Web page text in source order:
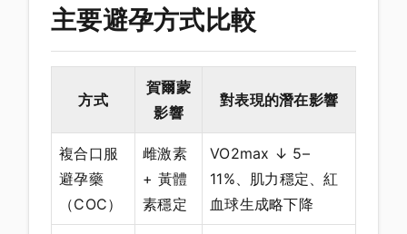
主要避孕方式比較
方式
賀爾蒙
影響
對表現的潛在影響
複合口服
避孕藥
（COC）
雌激素
+ 黃體
素穩定
VO2max ↓ 5–
11%、肌力穩定、紅
血球生成略下降